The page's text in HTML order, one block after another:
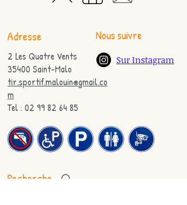
Adresse Nous suivre
2 Les Quatre Vents
35400 Saint-Malo
tir.sportif.malouin@gmail.co
m
Tel : 02 99 82 64 85
Sur Instagram
Recherche